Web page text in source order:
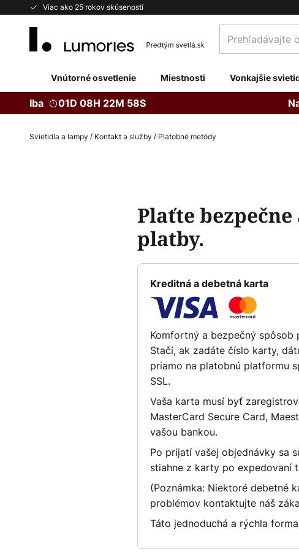
Viac ako 25 rokov skúseností
Skip
Prehľadávajte
obchod
Vnútorné osvetlenie Miestnosti Vonkajšie
Iba 01D 08H 22M 57S
Svietidla a lampy Kontakt a služby Platobné metódy
Plaťte
platby.
Kreditná a debetná karta
Komfortný a bezpečný spôsob
Stačí, ak zadáte číslo karty,
priamo na platobnú platformu
SSL.
Vaša karta musí byť
MasterCard Secure Card,
vašou bankou.
Po prijatí vašej objednávky sa
stiahne z karty po expedovaní
(Poznámka: Niektoré debetné
problémov kontaktujte náš
Táto jednoduchá a rýchla